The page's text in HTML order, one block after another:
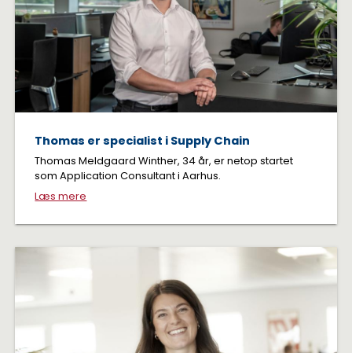
Thomas er specialist i Supply Chain
Thomas Meldgaard Winther, 34 år, er netop startet
som Application Consultant i Aarhus.
Læs mere